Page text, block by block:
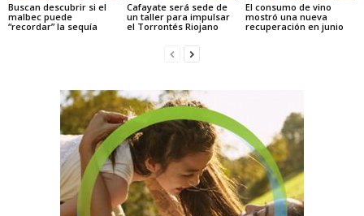
Buscan descubrir si el
malbec puede
“recordar” la sequía
Cafayate será sede de
un taller para impulsar
el Torrontés Riojano
El consumo de vino
mostró una nueva
recuperación en junio